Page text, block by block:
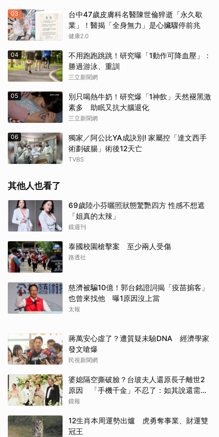
03
台中47歲皮膚科名醫陳世倫猝逝「永久歇
業」！醫揭「全身無力」是心臟驟停前兆
健康2.0
04
不用跑跑跳跳！研究曝「1動作可降血壓」：
勝過游泳、重訓
三立新聞網
05
別只喝熱牛奶！研究爆「1神飲」天然褪黑激
素多 助眠又抗大腦退化
三立新聞網
06
獨家／阿公比YA成訣別! 家屬控「達文西手
術劃破腸」術後12天亡
TVBS
其他人也看了
69歲陸小芬曬照狀態驚艷四方 性感不想遮
「姐真的太辣」
鏡週刊
泰國校園槍擊案 至少兩人受傷
路透社
慈濟被騙10億！郭台銘證詞揭「疫苗掮客」
也曾來找他 曝1原因沒上當
太報
蔣萬安心虛了？遭質疑未驗DNA 經濟學家
發文嗆爆
民視新聞網
婆媳隔空撕破臉？台玻夫人還原長子離世2
原因 「手機千金」不忍了：如其說還需要
離開嗎？
鏡報
12生肖本周運勢出爐 虎勇奪事業、財運雙
冠王